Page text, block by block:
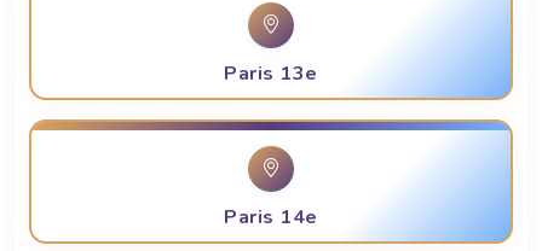
Paris 13e
Paris 14e